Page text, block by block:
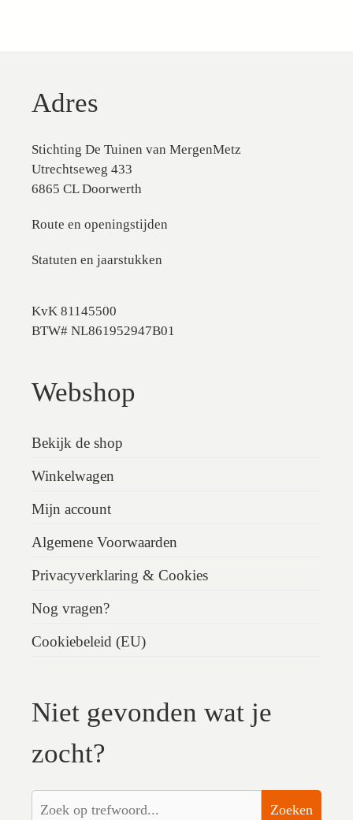
Adres
Stichting De Tuinen van MergenMetz
Utrechtseweg 433
6865 CL Doorwerth
Route en openingstijden
Statuten en jaarstukken
KvK 81145500
BTW# NL861952947B01
Webshop
Bekijk de shop
Winkelwagen
Mijn account
Algemene Voorwaarden
Privacyverklaring & Cookies
Nog vragen?
Cookiebeleid (EU)
Niet gevonden wat je
zocht?
Zoeken